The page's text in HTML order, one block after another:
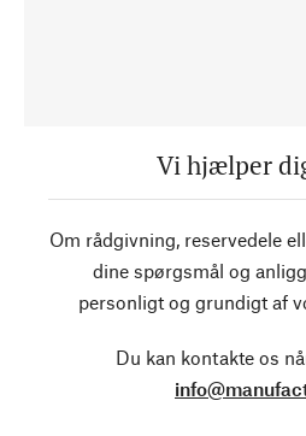
Vi hjælper
Om rådgivning, reservedele
dine spørgsmål og
personligt og grundigt af
Du kan kontakte os